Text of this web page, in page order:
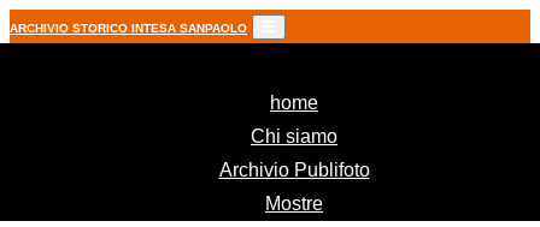
ARCHIVIO STORICO INTESA SANPAOLO
home(current)
Chi siamo
Archivio Publifoto
Mostre